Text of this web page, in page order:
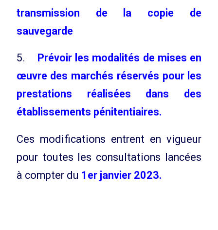
transmission de la copie de
sauvegarde
5. Prévoir les modalités de mises en
œuvre des marchés réservés pour les
prestations réalisées dans des
établissements pénitentiaires.
Ces modifications entrent en vigueur
pour toutes les consultations lancées
à compter du 1er janvier 2023.